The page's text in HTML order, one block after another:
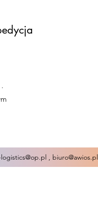
, biuro@awios.pl